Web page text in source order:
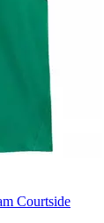
Courtside